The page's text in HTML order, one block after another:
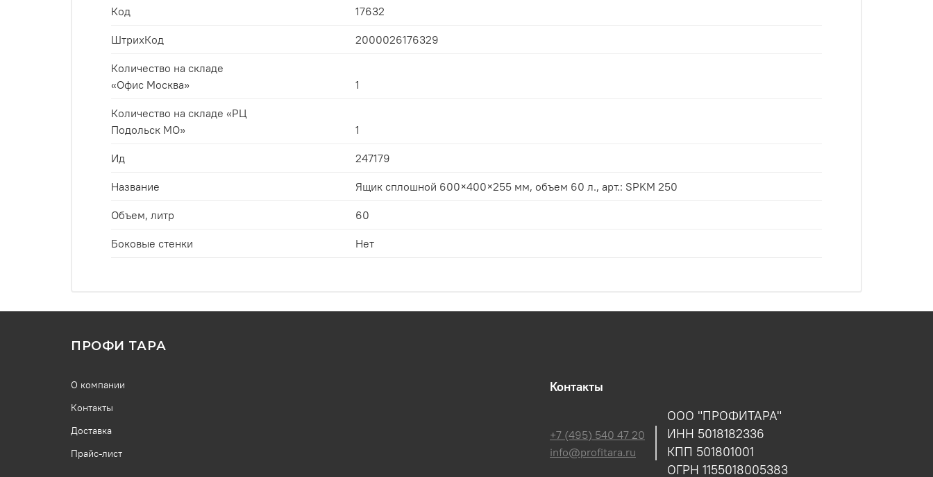
Код 17632
ШтрихКод 2000026176329
Количество на складе
«Офис Москва»
1
Количество на складе «РЦ
Подольск МО»
1
Ид 247179
Название Ящик сплошной 600×400×255 мм, объем 60 л., арт.: SPKM 250
Объем, литр 60
Боковые стенки Нет
ПРОФИ ТАРА
О компании
Контакты
Доставка
Прайс-лист
Контакты
+7 (495) 540 47 20
info@profitara.ru
ООО "ПРОФИТАРА"
ИНН 5018182336
КПП 501801001
ОГРН 1155018005383